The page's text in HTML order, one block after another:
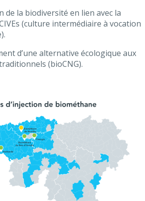
de la biodiversité en lien avec la
(culture intermédiaire à vocation
d’une alternative écologique aux
(bioCNG).